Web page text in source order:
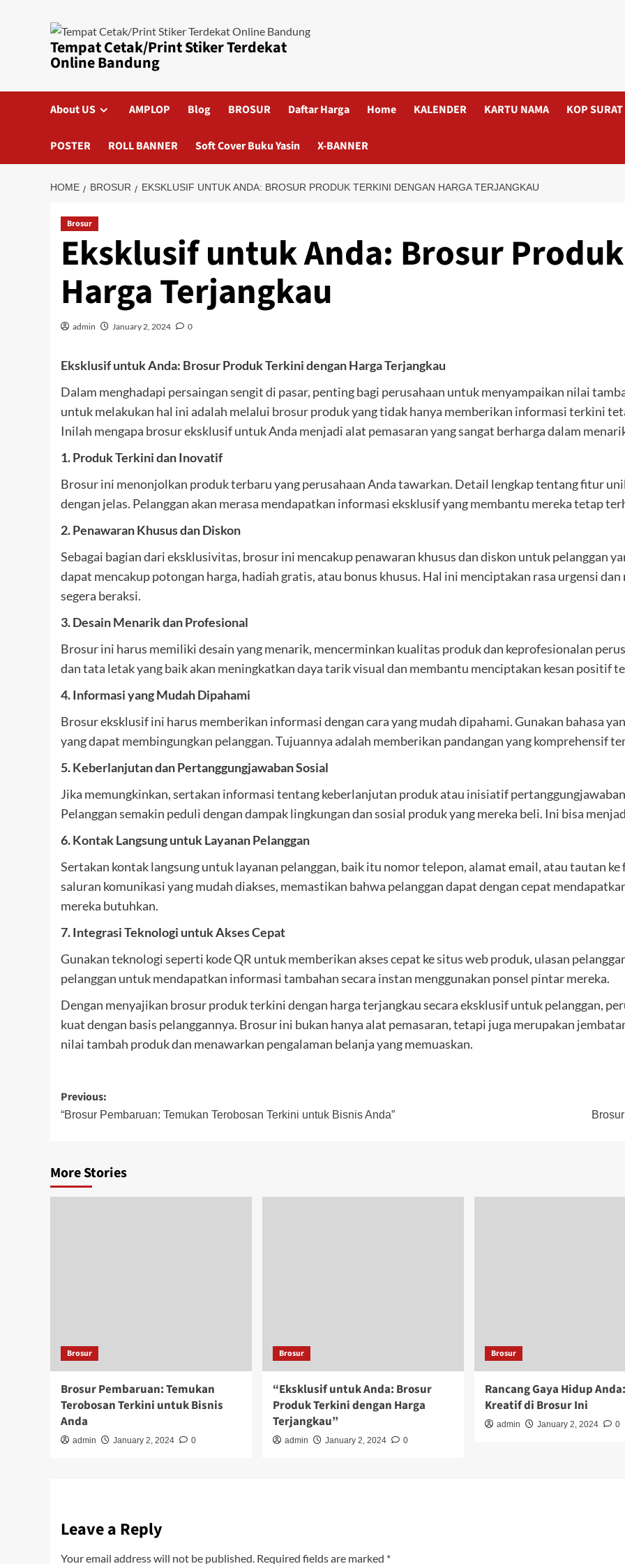
Tempat Cetak/Print Stiker Terdekat
Online Bandung
About US AMPLOP Blog BROSUR Daftar Harga Home KALENDER KARTU NAMA KOP SURAT
POSTER ROLL BANNER Soft Cover Buku Yasin X-BANNER
HOME BROSUR EKSKLUSIF UNTUK ANDA: BROSUR PRODUK TERKINI DENGAN HARGA TERJANGKAU
Brosur
Eksklusif untuk Anda: Brosur
Harga Terjangkau
admin January 2, 2024 0
Eksklusif untuk Anda: Brosur Produk Terkini dengan Harga Terjangkau
Dalam menghadapi persaingan sengit di pasar, penting bagi perusahaan untuk menyampaikan nilai
untuk melakukan hal ini adalah melalui brosurproduk yang tidak hanya memberikan informasi terkini
Inilah mengapa brosur eksklusif untuk Anda menjadi alat pemasaran yang sangat berharga dalam
1. Produk Terkini dan Inovatif
Brosur ini menonjolkan produk terbaru yang perusahaan Anda tawarkan. Detail lengkap tentang fitur
dengan jelas. Pelanggan akan merasa mendapatkan informasi eksklusif yang membantu mereka tetap
2. Penawaran Khusus dan Diskon
Sebagai bagian dari eksklusivitas, brosur ini mencakup penawaran khusus dan diskon untuk pelanggan
dapat mencakup potongan harga, hadiah gratis, atau bonus khusus. Hal ini menciptakan rasa urgensi
segera beraksi.
3. Desain Menarik dan Profesional
Brosur ini harus memiliki desain yang menarik, mencerminkan kualitas produk dan keprofesionalan
dan tata letak yang baik akan meningkatkan daya tarik visual dan membantu menciptakan kesan positif
4. Informasi yang Mudah Dipahami
Brosur eksklusif ini harus memberikan informasi dengan cara yang mudah dipahami. Gunakan bahasa
yang dapat membingungkan pelanggan. Tujuannya adalah memberikan pandangan yang komprehensif
5. Keberlanjutan dan Pertanggungjawaban Sosial
Jika memungkinkan, sertakan informasi tentang keberlanjutan produk atau inisiatif
Pelanggan semakin peduli dengan dampak lingkungan dan sosial produk yang mereka beli. Ini bisa
6. Kontak Langsung untuk Layanan Pelanggan
Sertakan kontak langsung untuk layanan pelanggan, baik itu nomor telepon, alamat email, atau tautan
saluran komunikasi yang mudah diakses, memastikan bahwa pelanggan dapat dengan cepat
mereka butuhkan.
7. Integrasi Teknologi untuk Akses Cepat
Gunakan teknologi seperti kode QR untuk memberikan akses cepat ke situs web produk, ulasan
pelanggan untuk mendapatkan informasi tambahan secara instan menggunakan ponsel pintar mereka.
Dengan menyajikan brosur produk terkini dengan harga terjangkau secara eksklusif untuk pelanggan,
kuat dengan basis pelanggannya. Brosur ini bukan hanya alat pemasaran, tetapi juga merupakan
nilai tambah produk dan menawarkan pengalaman belanja yang memuaskan.
Post
navigation
Previous:
“Brosur Pembaruan: Temukan Terobosan Terkini untuk Bisnis Anda”
More Stories
Brosur
Brosur Pembaruan: Temukan
Terobosan Terkini untuk Bisnis
Anda
admin January 2, 2024 0
Brosur
“Eksklusif untuk Anda: Brosur
Produk Terkini dengan Harga
Terjangkau”
admin January 2, 2024 0
Brosur
Rancang Gaya Hidup
Kreatif di Brosur Ini
admin January 2, 2024 0
Leave a Reply
Your email address will not be published. Required fields are marked *